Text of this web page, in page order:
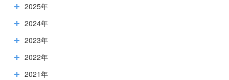
2025年
2024年
2023年
2022年
2021年